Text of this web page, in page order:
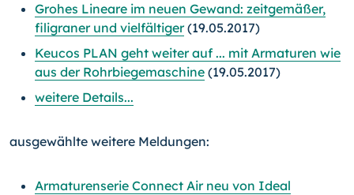
Grohes Lineare im neuen Gewand: zeitgemäßer,
filigraner und vielfältiger(19.05.2017)
Keucos PLAN geht weiter auf ... mit Armaturen wie
aus der Rohrbiegemaschine (19.05.2017)
weitere Details...
ausgewählte weitere Meldungen:
Armaturenserie Connect Air neu von Ideal